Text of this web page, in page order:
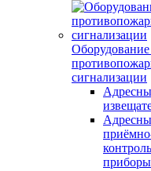
Оборудование
сигнализации
приборы